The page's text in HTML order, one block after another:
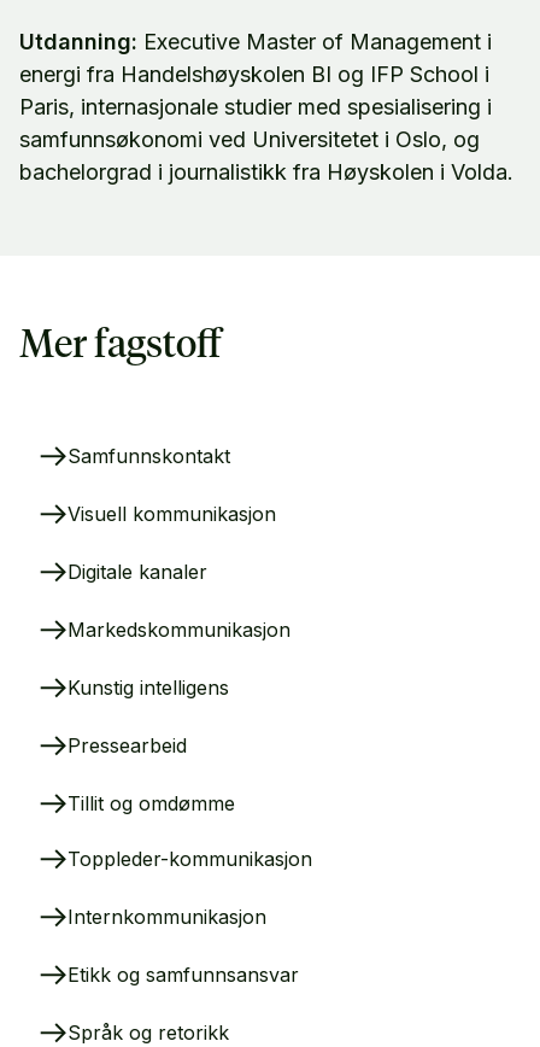
Utdanning: Executive Master of Management i
energi fra Handelshøyskolen BI og IFP School i
Paris, internasjonale studier med spesialisering i
samfunnsøkonomi ved Universitetet i Oslo, og
bachelorgrad i journalistikk fra Høyskolen i Volda.
Mer fagstoff
Samfunnskontakt
Visuell kommunikasjon
Digitale kanaler
Markedskommunikasjon
Kunstig intelligens
Pressearbeid
Tillit og omdømme
Toppleder-kommunikasjon
Internkommunikasjon
Etikk og samfunnsansvar
Språk og retorikk